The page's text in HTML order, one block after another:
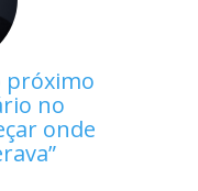
próximo
no
onde